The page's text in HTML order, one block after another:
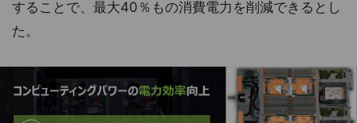
することで、最大40％もの消費電力を削減できるとし
た。